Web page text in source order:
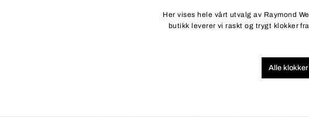
Her vises hele vårt utvalg av Raymond
butikk leverer vi raskt og trygt klokker
Alle klokker